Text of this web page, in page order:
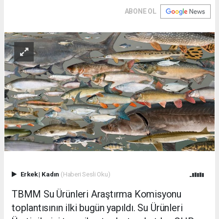
ABONE OL
Erkek| Kadın (Haberi Sesli Oku)
TBMM Su Ürünleri Araştırma Komisyonu
toplantısının ilki bugün yapıldı. Su Ürünleri